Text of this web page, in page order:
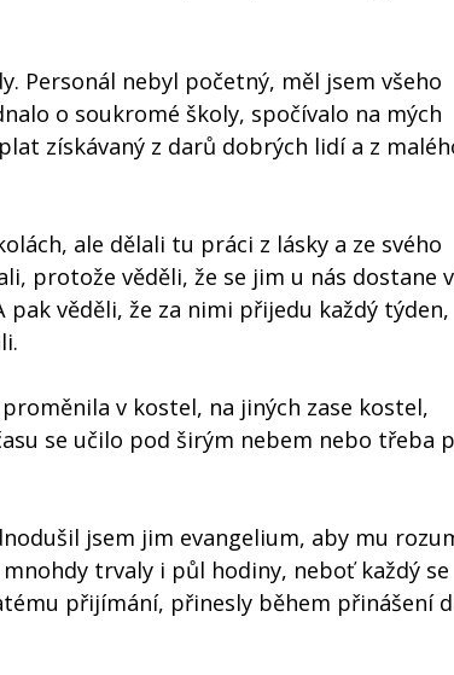
Personál nebyl početný, měl jsem všeho
o soukromé školy, spočívalo na mých
získávaný z darů dobrých lidí a z
ale dělali tu práci z lásky a ze svého
protože věděli, že se jim u nás dostane
věděli, že za nimi přijedu každý týden,
v kostel, na jiných zase kostel,
se učilo pod širým nebem nebo třeba
jsem jim evangelium, aby mu
trvaly i půl hodiny, neboť každý se
přijímání, přinesly během přinášení